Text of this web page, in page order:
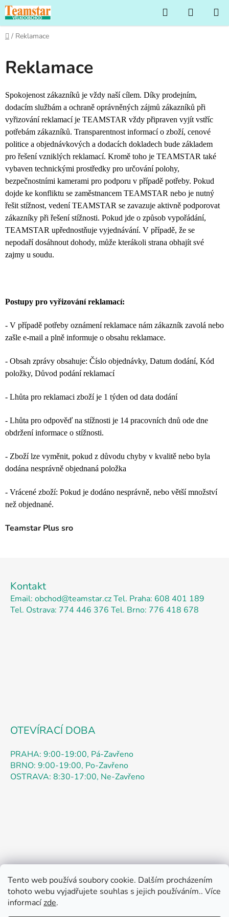
Tento web používá soubory cookie. Dalším procházením
tohoto webu vyjadřujete souhlas s jejich používáním.. Více
informacízde.
Přejít
na
obsah
Rádi bychom vás informovali: speciální promo akce až 52
Hledat
KOŠÍK
Domů
/ Reklamace
Reklamace
Spokojenost zákazníků je vždy naší cílem. Díky prodejním,
dodacím službám a ochraně oprávněných zájmů zákazníků při
vyřizování reklamací je TEAMSTAR vždy připraven vyjít vstříc
potřebám zákazníků. Transparentnost informací o zboží, cenové
politice a objednávkových a dodacích dokladech bude základem
pro řešení vzniklých reklamací. Kromě toho je TEAMSTAR také
vybaven technickými prostředky pro určování polohy,
bezpečnostními kamerami pro podporu v případě potřeby. Pokud
dojde ke konfliktu se zaměstnancem TEAMSTAR nebo je nutný
řešit stížnost, vedení TEAMSTAR se zavazuje aktivně podporovat
zákazníky při řešení stížnosti. Pokud jde o způsob vypořádání,
TEAMSTAR upřednostňuje vyjednávání. V případě, že se
nepodaří dosáhnout dohody, může kterákoli strana obhajít své
zajmy u soudu.
Postupy pro vyřizování reklamací:
- V případě potřeby oznámení reklamace nám zákazník zavolá nebo
zašle e-mail a plně informuje o obsahu reklamace.
- Obsah zprávy obsahuje: Číslo objednávky, Datum dodání, Kód
položky, Důvod podání reklamací
- Lhůta pro reklamaci zboží je 1 týden od data dodání
- Lhůta pro odpověď na stížnosti je 14 pracovních dnů ode dne
obdržení informace o stížnosti.
- Zboží lze vyměnit, pokud z důvodu chyby v kvalitě nebo byla
dodána nesprávně objednaná položka
- Vrácené zboží: Pokud je dodáno nesprávně, nebo větší množství
než objednané.
Teamstar Plus sro
Kontakt
Email: obchod@teamstar.czTel. Praha: 608 401 189
Tel. Ostrava: 774 446 376 Tel. Brno: 776 418 678
OTEVÍRACÍ DOBA
PRAHA: 9:00-19:00, Pá-Zavřeno
BRNO: 9:00-19:00, Po-Zavřeno
OSTRAVA: 8:30-17:00, Ne-Zavřeno
Obchodní podmínky Podmínky ochrany osobních údajů
Kontakty
Pokyny k objednávce Pokyny k registraci Reklamace